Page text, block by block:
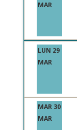
MAR
LUN 29
MAR
MAR 30
MAR